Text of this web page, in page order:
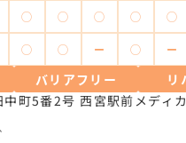
◯ ◯ ◯ ◯ ◯
◯ ◯ ー ◯ ー
バリアフリー
リ
町5番2号 西宮駅前メディ